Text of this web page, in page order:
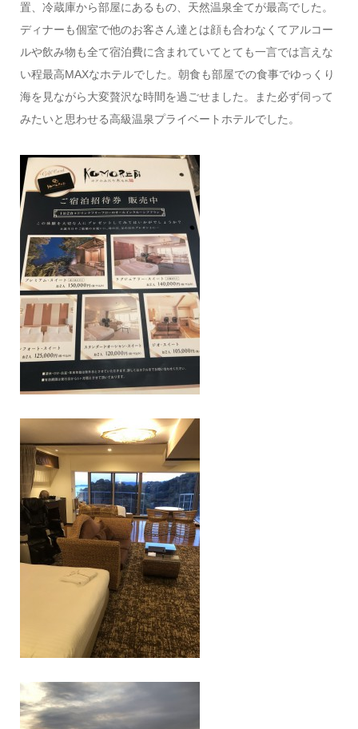
置、冷蔵庫から部屋にあるもの、天然温泉全てが最高でした。
ディナーも個室で他のお客さん達とは顔も合わなくてアルコー
ルや飲み物も全て宿泊費に含まれていてとても一言では言えな
い程最高MAXなホテルでした。朝食も部屋での食事でゆっくり
海を見ながら大変贅沢な時間を過ごせました。また必ず伺って
みたいと思わせる高級温泉プライベートホテルでした。